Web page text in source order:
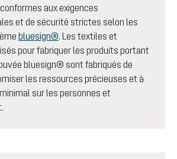
aux exigences
et de sécurité strictes selon les
bluesign®. Les textiles et
pour fabriquer les produits portant
bluesign® sont fabriqués de
les ressources précieuses et à
sur les personnes et